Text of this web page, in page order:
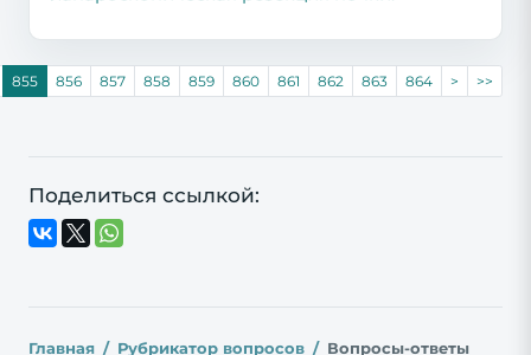
855 856 857 858 859 860 861 862 863 864 > >>
Поделиться ссылкой:
Главная Рубрикатор вопросов Вопросы-ответы